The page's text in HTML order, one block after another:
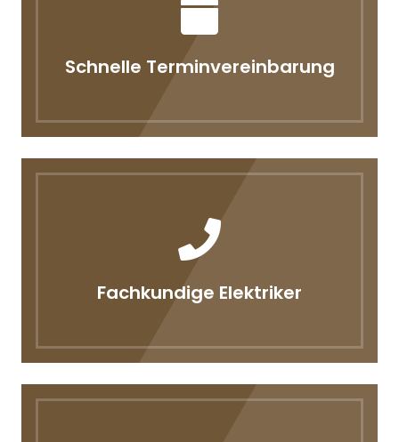
Schnelle Terminvereinbarung
Fachkundige Elektriker